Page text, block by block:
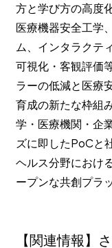
方と学び方の高度
医療機器安全工学
ム、インタラクテ
可視化・客観評価
ラーの低減と医療
育成の新たな枠組
学・医療機関・企
ズに即したPoCと
ヘルス分野におけ
ープンな共創プラ
【関連情報】